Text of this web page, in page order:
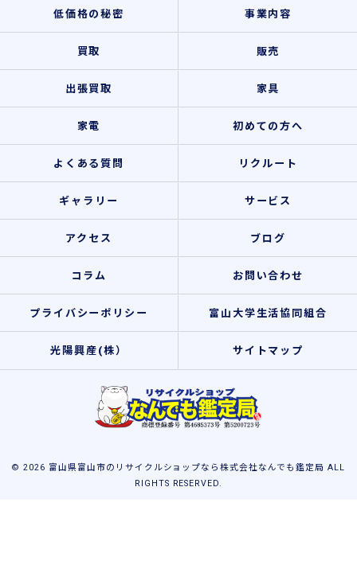
低価格の秘密 事業内容
買取 販売
出張買取 家具
家電 初めての方へ
よくある質問 リクルート
ギャラリー サービス
アクセス ブログ
コラム お問い合わせ
プライバシーポリシー 富山大学生活協同組合
光陽興産(株） サイトマップ
© 2026 富山県富山市のリサイクルショップなら株式会社なんでも鑑定局 ALL
RIGHTS RESERVED.